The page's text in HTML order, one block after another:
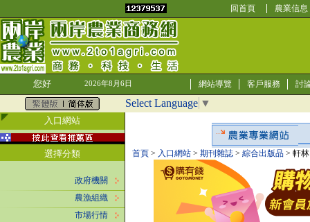
回首頁 農業信息
您好 2026年8月6日 網站導覽 客戶服務 討
Select Language ▼
入口網站
選擇分類
政府機關
農漁組織
市場行情
首頁 > 入口網站 > 期刊雜誌 > 綜合出版品 > 軒